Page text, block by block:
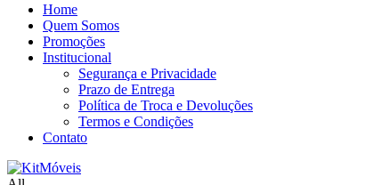
Home
Quem Somos
Promoções
Institucional
Segurança e Privacidade
Prazo de Entrega
Política de Troca e Devoluções
Termos e Condições
Contato